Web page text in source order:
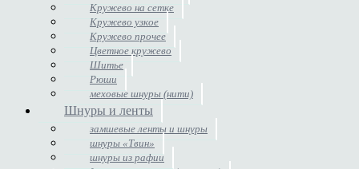
Кружево на сетке
Кружево узкое
Кружево прочее
Цветное кружево
Шитье
Рюши
меховые шнуры (нити)
Шнуры и ленты
замшевые ленты и шнуры
шнуры «Твин»
шнуры из рафии